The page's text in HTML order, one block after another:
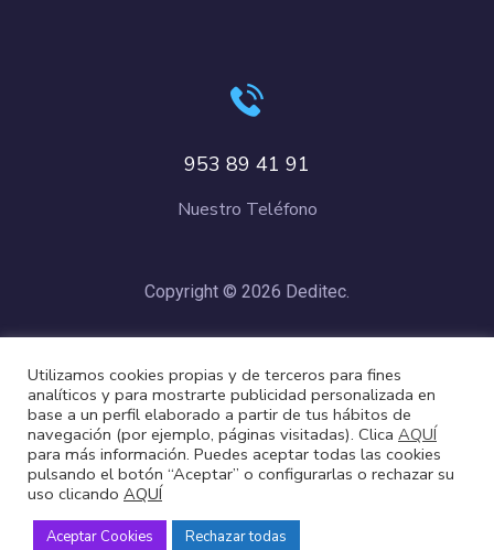
953 89 41 91
Nuestro Teléfono
Copyright © 2026 Deditec.
Cookies
Utilizamos cookies propias y de terceros para fines
analíticos y para mostrarte publicidad personalizada en
base a un perfil elaborado a partir de tus hábitos de
navegación (por ejemplo, páginas visitadas). Clica AQUÍ
para más información. Puedes aceptar todas las cookies
pulsando el botón “Aceptar” o configurarlas o rechazar su
uso clicando AQUÍ
Aceptar Cookies Rechazar todas